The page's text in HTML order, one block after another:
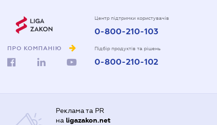
ПРО КОМПАНІЮ
Центр підтримки користувачів
0-800-210-103
Підбір продуктів та рішень
0-800-210-102
Реклама та PR
на ligazakon.net